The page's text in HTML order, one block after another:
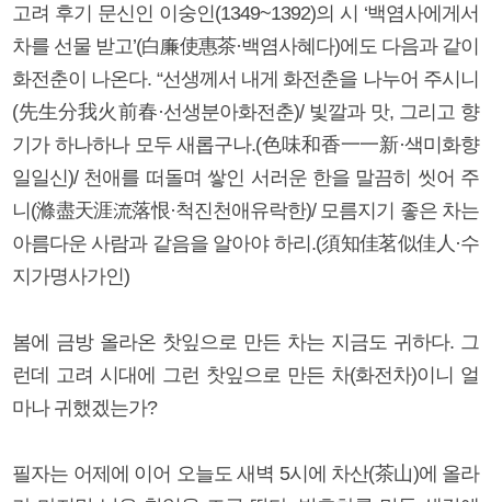
고려 후기 문신인 이숭인(1349~1392)의 시 ‘백염사에게서
차를 선물 받고’(白廉使惠茶·백염사혜다)에도 다음과 같이
화전춘이 나온다. “선생께서 내게 화전춘을 나누어 주시니
(先生分我火前春·선생분아화전춘)/ 빛깔과 맛, 그리고 향
기가 하나하나 모두 새롭구나.(色味和香一一新·색미화향
일일신)/ 천애를 떠돌며 쌓인 서러운 한을 말끔히 씻어 주
니(滌盡天涯流落恨·척진천애유락한)/ 모름지기 좋은 차는
아름다운 사람과 같음을 알아야 하리.(須知佳茗似佳人·수
지가명사가인)
봄에 금방 올라온 찻잎으로 만든 차는 지금도 귀하다. 그
런데 고려 시대에 그런 찻잎으로 만든 차(화전차)이니 얼
마나 귀했겠는가?
필자는 어제에 이어 오늘도 새벽 5시에 차산(茶山)에 올라